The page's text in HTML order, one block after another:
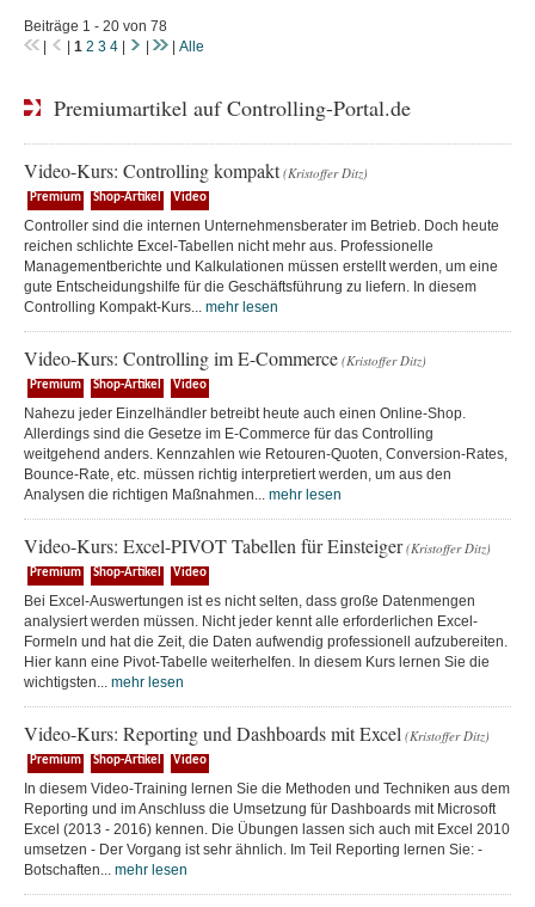
Beiträge 1 - 20 von 78
1 2 3 4 Alle
Premiumartikel auf Controlling-Portal.de
Video-Kurs: Controlling kompakt (Kristoffer Ditz)
Premium Shop-Artikel Video
Controller sind die internen Unternehmensberater im Betrieb. Doch heute
reichen schlichte Excel-Tabellen nicht mehr aus. Professionelle
Managementberichte und Kalkulationen müssen erstellt werden, um eine
gute Entscheidungshilfe für die Geschäftsführung zu liefern. In diesem
Controlling Kompakt-Kurs... mehr lesen
Video-Kurs: Controlling im E-Commerce (Kristoffer Ditz)
Premium Shop-Artikel Video
Nahezu jeder Einzelhändler betreibt heute auch einen Online-Shop.
Allerdings sind die Gesetze im E-Commerce für das Controlling
weitgehend anders. Kennzahlen wie Retouren-Quoten, Conversion-Rates,
Bounce-Rate, etc. müssen richtig interpretiert werden, um aus den
Analysen die richtigen Maßnahmen... mehr lesen
Video-Kurs: Excel-PIVOT Tabellen für Einsteiger (Kristoffer Ditz)
Premium Shop-Artikel Video
Bei Excel-Auswertungen ist es nicht selten, dass große Datenmengen
analysiert werden müssen. Nicht jeder kennt alle erforderlichen Excel-
Formeln und hat die Zeit, die Daten aufwendig professionell aufzubereiten.
Hier kann eine Pivot-Tabelle weiterhelfen. In diesem Kurs lernen Sie die
wichtigsten... mehr lesen
Video-Kurs: Reporting und Dashboards mit Excel (Kristoffer Ditz)
Premium Shop-Artikel Video
In diesem Video-Training lernen Sie die Methoden und Techniken aus dem
Reporting und im Anschluss die Umsetzung für Dashboards mit Microsoft
Excel (2013 - 2016) kennen. Die Übungen lassen sich auch mit Excel 2010
umsetzen - Der Vorgang ist sehr ähnlich. Im Teil Reporting lernen Sie: -
Botschaften... mehr lesen